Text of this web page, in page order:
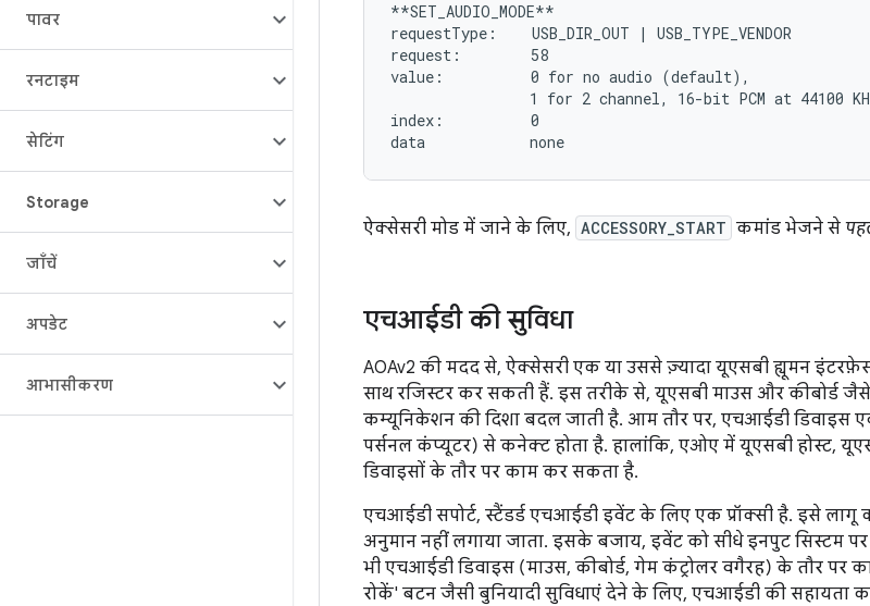
पावर
रनटाइम
सेटिंग
Storage
जाँचें
अपडेट
आभासीकरण
**SET_AUDIO_MODE**
requestType:    USB_DIR_OUT | USB_TYPE_VENDOR
request:        58
value:          0 for no audio (default),
1 for 2 channel, 16-bit PCM at 44100
index:          0
ऐक्सेसरी मोड में जाने के लिए, ACCESSORY_START कमांड भेजने से
एचआईडी की सुविधा
AOAv2 की मदद से, ऐक्सेसरी एक या उससे ज़्यादा यूएसबी ह्यूमन
साथ रजिस्टर कर सकती हैं. इस तरीके से, यूएसबी माउस और कीबोर्ड
कम्यूनिकेशन की दिशा बदल जाती है. आम तौर पर, एचआईडी डिवाइस
पर्सनल कंप्यूटर) से कनेक्ट होता है. हालांकि, एओए में यूएसबी होस्ट,
डिवाइसों के तौर पर काम कर सकता है.
एचआईडी सपोर्ट, स्टैंडर्ड एचआईडी इवेंट के लिए एक प्रॉक्सी है. इसे
अनुमान नहीं लगाया जाता. इसके बजाय, इवेंट को सीधे इनपुट सिस्टम
भी एचआईडी डिवाइस (माउस, कीबोर्ड, गेम कंट्रोलर वगैरह) के तौर पर
रोकें' बटन जैसी बुनियादी सुविधाएं देने के लिए, एचआईडी की सहायता